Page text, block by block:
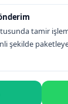
tamir
şekilde